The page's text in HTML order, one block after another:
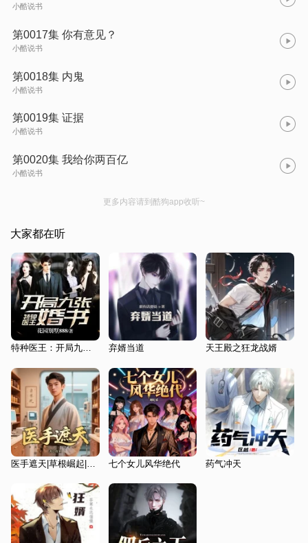
小酷说书
第0017集 你有意见？
小酷说书
第0018集 内鬼
小酷说书
第0019集 证据
小酷说书
第0020集 我给你两百亿
小酷说书
更多内容请到酷狗app收听~
大家都在听
特种医王：开局九张婚书 弃婿当道 天王殿之狂龙战婿
七个女儿风华绝代 药气冲天